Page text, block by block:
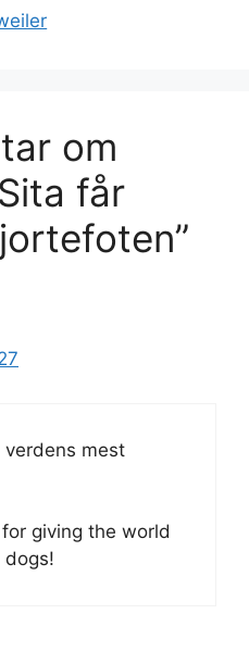
om
får
verdens mest
giving the world